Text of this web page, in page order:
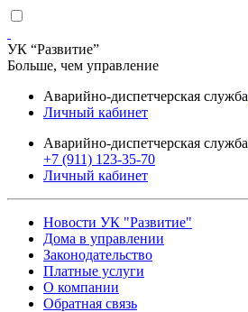
УК “Развитие”
Больше, чем управление
Аварийно-диспетчерская служба
Личный кабинет
Аварийно-диспетчерская служба
+7 (911) 123-35-70
Личный кабинет
Новости УК "Развитие"
Дома в управлении
Законодательство
Платные услуги
О компании
Обратная связь